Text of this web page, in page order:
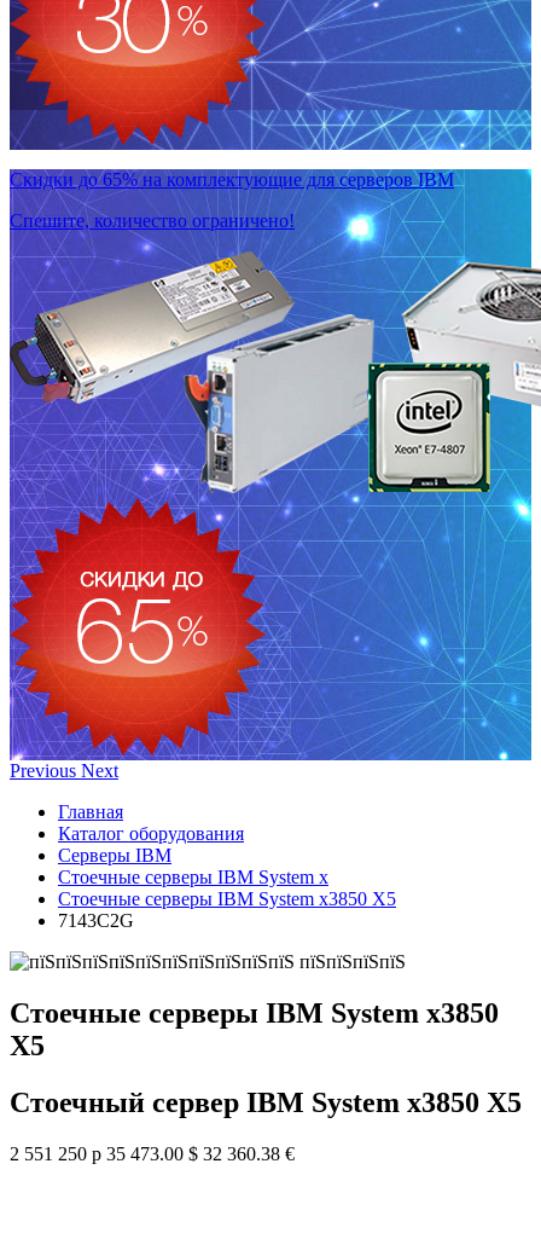
Скидки до 65% на комплектующие для серверов IBM
Спешите, количество ограничено!
Previous Next
Главная
Каталог оборудования
Серверы IBM
Стоечные серверы IBM System x
Стоечные серверы IBM System x3850 X5
7143C2G
Стоечные серверы IBM System x3850
X5
Стоечный сервер IBM System x3850 X5
2 551 250 р 35 473.00 $ 32 360.38 €